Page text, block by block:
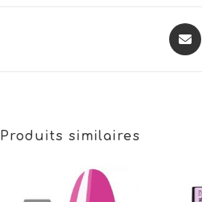
Opens
in
Produits similaires